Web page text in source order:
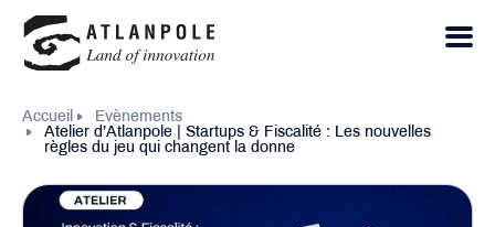
Accueil
Evènements
Atelier d’Atlanpole | Startups & Fiscalité : Les nouvelles
règles du jeu qui changent la donne